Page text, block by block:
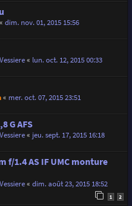
dim. nov. 01, 2015 15:56
« lun. oct. 12, 2015 00:33
« mer. oct. 07, 2015 23:51
G AFS
« jeu. sept. 17, 2015 16:18
f/1.4 AS IF UMC monture
« dim. août 23, 2015 18:52
1 2